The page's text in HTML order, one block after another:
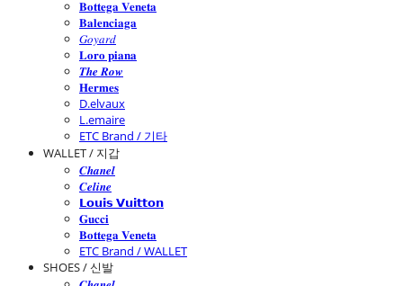
𝐁𝐨𝐭𝐭𝐞𝐠𝐚 𝐕𝐞𝐧𝐞𝐭𝐚
𝐁𝐚𝐥𝐞𝐧𝐜𝐢𝐚𝐠𝐚
𝐺𝑜𝑦𝑎𝑟𝑑
𝐋𝐨𝐫𝐨 𝐩𝐢𝐚𝐧𝐚
𝑻𝒉𝒆 𝑹𝒐𝒘
𝐇𝐞𝐫𝐦𝐞𝐬
D.elvaux
L.emaire
ETC Brand / 기타
WALLET / 지갑
𝑪𝒉𝒂𝒏𝒆𝒍
𝑪𝒆𝒍𝒊𝒏𝒆
𝗟𝗼𝘂𝗶𝘀 𝗩𝘂𝗶𝘁𝘁𝗼𝗻
𝐆𝐮𝐜𝐜𝐢
𝐁𝐨𝐭𝐭𝐞𝐠𝐚 𝐕𝐞𝐧𝐞𝐭𝐚
ETC Brand / WALLET
SHOES / 신발